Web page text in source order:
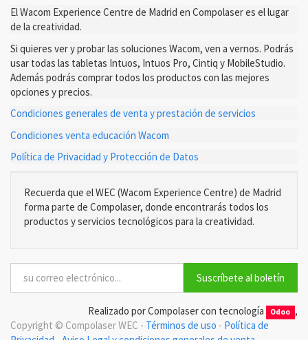
El Wacom Experience Centre de Madrid en Compolaser es el lugar
de la creatividad.
Si quieres ver y probar las soluciones Wacom, ven a vernos. Podrás
usar todas las tabletas Intuos, Intuos Pro, Cintiq y MobileStudio.
Además podrás comprar todos los productos con las mejores
opciones y precios.
Condiciones generales de venta y prestación de servicios
Condiciones venta educación Wacom
Política de Privacidad y Protección de Datos
Recuerda que el WEC (Wacom Experience Centre) de Madrid
forma parte de Compolaser, donde encontrarás todos los
productos y servicios tecnológicos para la creatividad.
Suscríbete al boletín
Realizado por Compolaser con tecnología Odoo ,
Copyright © Compolaser WEC - Términos de uso - Política de